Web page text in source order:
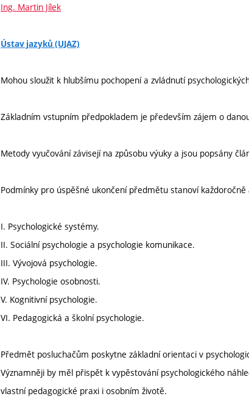
Ing. Martin Jílek
Ústav jazyků (UJAZ)
Mohou sloužit k hlubšímu pochopení a zvládnutí
Základním vstupním předpokladem je především zájem o
Metody vyučování závisejí na způsobu výuky a jsou popsány
Podmínky pro úspěšné ukončení předmětu stanoví
I. Psychologické systémy.
II. Sociální psychologie a psychologie komunikace.
III. Vývojová psychologie.
IV. Psychologie osobnosti.
V. Kognitivní psychologie.
VI. Pedagogická a školní psychologie.
Předmět posluchačům poskytne základní orientaci v
Významněji by měl přispět k vypěstování psychologického
vlastní pedagogické praxi i osobním životě.